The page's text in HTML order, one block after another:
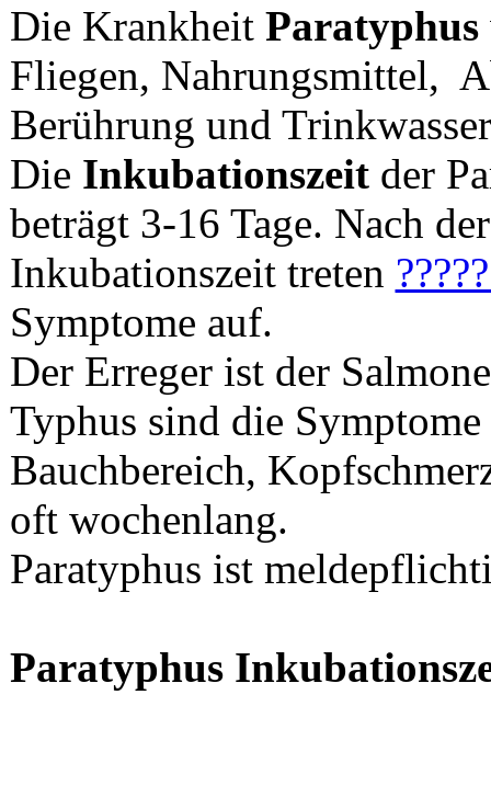
Die Krankheit Paratyphus
Fliegen, Nahrungsmittel,
Berührung und
Die Inkubationszeitder
beträgt 3-16 Tage. Nach der
Inkubationszeit treten
Symptome auf.
Der Erreger ist der
Typhus sind die
Bauchbereich,
oft wochenlang.
Paratyphus ist
Paratyphus